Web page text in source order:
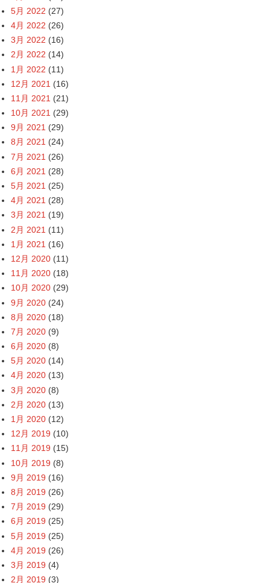
5月 2022 (27)
4月 2022 (26)
3月 2022 (16)
2月 2022 (14)
1月 2022 (11)
12月 2021 (16)
11月 2021 (21)
10月 2021 (29)
9月 2021 (29)
8月 2021 (24)
7月 2021 (26)
6月 2021 (28)
5月 2021 (25)
4月 2021 (28)
3月 2021 (19)
2月 2021 (11)
1月 2021 (16)
12月 2020 (11)
11月 2020 (18)
10月 2020 (29)
9月 2020 (24)
8月 2020 (18)
7月 2020 (9)
6月 2020 (8)
5月 2020 (14)
4月 2020 (13)
3月 2020 (8)
2月 2020 (13)
1月 2020 (12)
12月 2019 (10)
11月 2019 (15)
10月 2019 (8)
9月 2019 (16)
8月 2019 (26)
7月 2019 (29)
6月 2019 (25)
5月 2019 (25)
4月 2019 (26)
3月 2019 (4)
2月 2019 (3)